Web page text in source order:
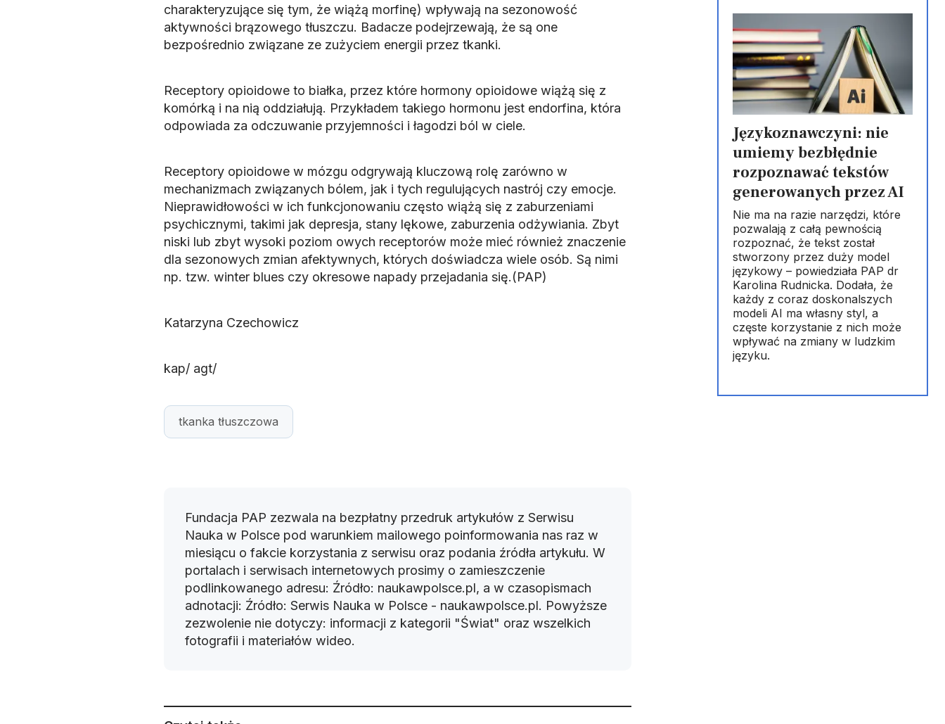
charakteryzujące się tym, że wiążą morfinę) wpływają na sezonowość
aktywności brązowego tłuszczu. Badacze podejrzewają, że są one
bezpośrednio związane ze zużyciem energii przez tkanki.
Receptory opioidowe to białka, przez które hormony opioidowe wiążą się z
komórką i na nią oddziałują. Przykładem takiego hormonu jest endorfina, która
odpowiada za odczuwanie przyjemności i łagodzi ból w ciele.
Receptory opioidowe w mózgu odgrywają kluczową rolę zarówno w
mechanizmach związanych bólem, jak i tych regulujących nastrój czy emocje.
Nieprawidłowości w ich funkcjonowaniu często wiążą się z zaburzeniami
psychicznymi, takimi jak depresja, stany lękowe, zaburzenia odżywiania. Zbyt
niski lub zbyt wysoki poziom owych receptorów może mieć również znaczenie
dla sezonowych zmian afektywnych, których doświadcza wiele osób. Są nimi
np. tzw. winter blues czy okresowe napady przejadania się.(PAP)
Katarzyna Czechowicz
kap/ agt/
tkanka tłuszczowa
Fundacja PAP zezwala na bezpłatny przedruk artykułów z Serwisu
Nauka w Polsce pod warunkiem mailowego poinformowania nas raz w
miesiącu o fakcie korzystania z serwisu oraz podania źródła artykułu. W
portalach i serwisach internetowych prosimy o zamieszczenie
podlinkowanego adresu: Źródło: naukawpolsce.pl, a w czasopismach
adnotacji: Źródło: Serwis Nauka w Polsce - naukawpolsce.pl. Powyższe
zezwolenie nie dotyczy: informacji z kategorii "Świat" oraz wszelkich
fotografii i materiałów wideo.
Językoznawczyni: nie
umiemy bezbłędnie
rozpoznawać tekstów
generowanych przez AI
Nie ma na razie narzędzi, które
pozwalają z całą pewnością
rozpoznać, że tekst został
stworzony przez duży model
językowy – powiedziała PAP dr
Karolina Rudnicka. Dodała, że
każdy z coraz doskonalszych
modeli AI ma własny styl, a
częste korzystanie z nich może
wpływać na zmiany w ludzkim
języku.